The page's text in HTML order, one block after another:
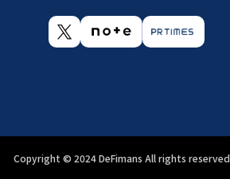
Copyright ©︎ 2024 DeFimans All rights reserved